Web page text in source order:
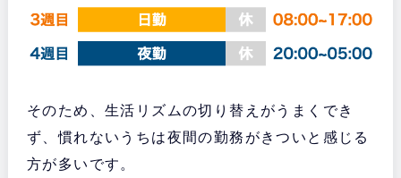
そのため、生活リズムの切り替えがうまくでき
ず、慣れないうちは夜間の勤務がきついと感じる
方が多いです。